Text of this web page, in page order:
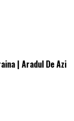
| Aradul De Azi